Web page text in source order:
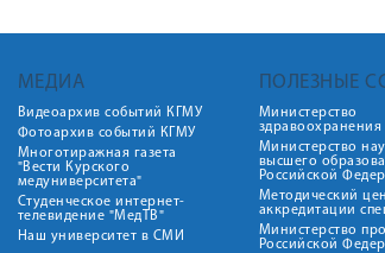
МЕДИА
Видеоархив событий КГМУ
Фотоархив событий КГМУ
Многотиражная газета
"Вести Курского
медуниверситета"
Студенческое интернет-
телевидение "МедТВ"
Наш университет в СМИ
ПОЛЕЗНЫЕ
Министерство
Министерство
высшего
Российской
Методический
аккредитации
Министерство
Российской